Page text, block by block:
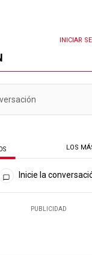
INICIAR
LOS
Inicie la
PUBLICIDAD